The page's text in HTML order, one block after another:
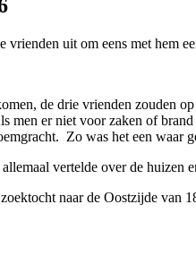
uit om eens met hem
de drie vrienden zouden
er niet voor zaken of brand
Zo was het een waar
vertelde over de huizen
naar de Oostzijde van